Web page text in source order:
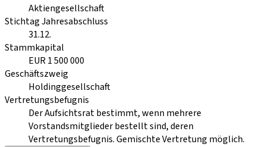
Aktiengesellschaft
Stichtag Jahresabschluss
31.12.
Stammkapital
EUR 1 500 000
Geschäftszweig
Holdinggesellschaft
Vertretungsbefugnis
Der Aufsichtsrat bestimmt, wenn mehrere
Vorstandsmitglieder bestellt sind, deren
Vertretungsbefugnis. Gemischte Vertretung möglich.